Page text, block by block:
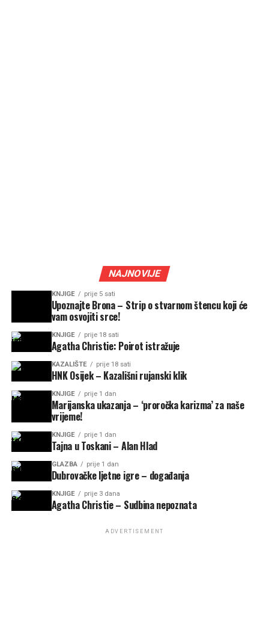
NAJNOVIJE
KNJIGE prije 5 sati
Upoznajte Brona – Strip o stvarnom štencu koji će
vam osvojiti srce!
KNJIGE prije 18 sati
Agatha Christie: Poirot istražuje
KAZALIŠTE prije 18 sati
HNK Osijek – Kazališni rujanski klik
KNJIGE prije 1 dan
Marijanska ukazanja – ‘proročka karizma’ za naše
vrijeme!
KNJIGE prije 1 dan
Tajna u Toskani – Alan Hlad
GLAZBA prije 1 dan
Dubrovačke ljetne igre – događanja
KNJIGE prije 3 dana
Agatha Christie – Sudbina nepoznata
ADVERTISEMENT